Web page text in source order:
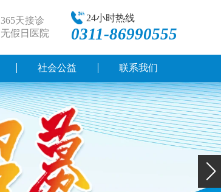
365天接诊
无假日医院
24小时热线
0311-86990555
社会公益 联系我们